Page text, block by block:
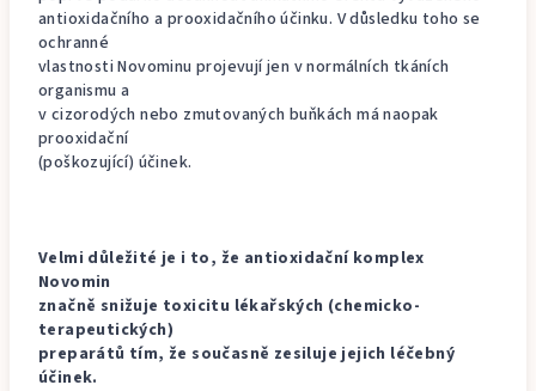
antioxidačního a prooxidačního účinku. V důsledku toho se
ochranné
vlastnosti Novominu projevují jen v normálních tkáních
organismu a
v cizorodých nebo zmutovaných buňkách má naopak
prooxidační
(poškozující) účinek.
Velmi důležité je i to, že antioxidační komplex
Novomin
značně snižuje toxicitu lékařských (chemicko-
terapeutických)
preparátů tím, že současně zesiluje jejich léčebný
účinek.